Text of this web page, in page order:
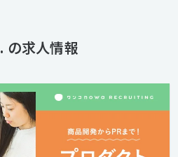
種多様のパートナーとの協業によ
ションデザインを遂行できる体制
ークスです。
の求人情報